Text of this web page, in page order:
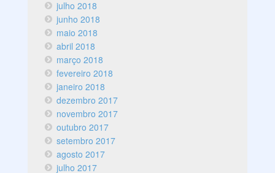
julho 2018
junho 2018
maio 2018
abril 2018
março 2018
fevereiro 2018
janeiro 2018
dezembro 2017
novembro 2017
outubro 2017
setembro 2017
agosto 2017
julho 2017